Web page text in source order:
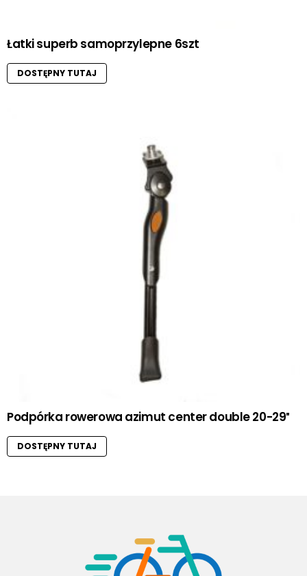
Łatki superb samoprzylepne 6szt
DOSTĘPNY TUTAJ
Podpórka rowerowa azimut center double 20-29″
DOSTĘPNY TUTAJ